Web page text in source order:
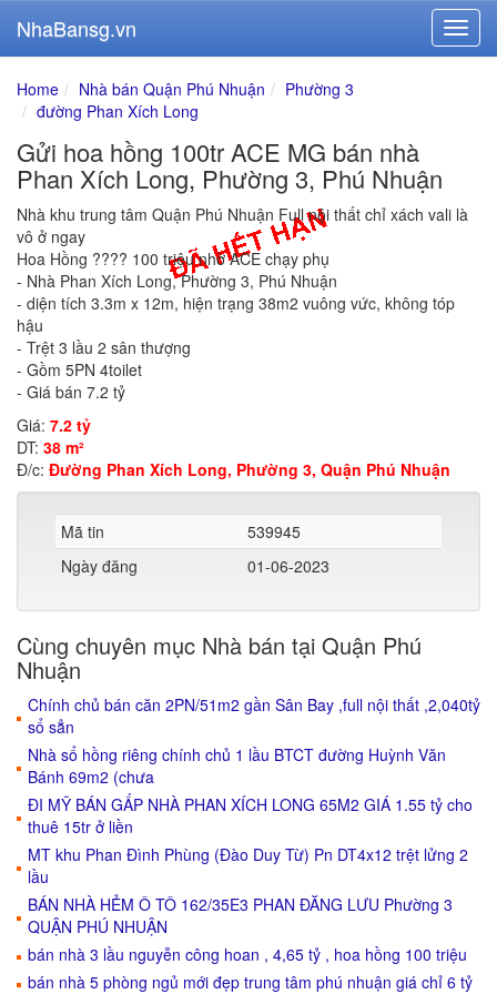
NhaBansg.vn
Home Nhà bán Quận Phú Nhuận
Phường 3
đường Phan Xích Long
Gửi hoa hồng 100tr ACE MG bán nhà
Phan Xích Long, Phường 3, Phú Nhuận
Nhà khu trung tâm Quận Phú Nhuận Full nội thất chỉ xách vali là
vô ở ngay
Hoa Hồng ???? 100 triệu nhờ ACE chạy phụ
- Nhà Phan Xích Long, Phường 3, Phú Nhuận
- diện tích 3.3m x 12m, hiện trạng 38m2 vuông vức, không tóp
hậu
- Trệt 3 lầu 2 sân thượng
- Gồm 5PN 4toilet
- Giá bán 7.2 tỷ
Giá: 7.2 tỷ
DT: 38 m²
Đ/c: Đường Phan Xích Long, Phường 3, Quận Phú Nhuận
Mã tin
539945
Ngày đăng
01-06-2023
Cùng chuyên mục Nhà bán tại Quận Phú
Nhuận
Chính chủ bán căn 2PN/51m2 gần Sân Bay ,full nội thất ,2,040tỷ
sổ sẳn
Nhà sổ hồng riêng chính chủ 1 lầu BTCT đường Huỳnh Văn
Bánh 69m2 (chưa
ĐI MỸ BÁN GẤP NHÀ PHAN XÍCH LONG 65M2 GIÁ 1.55 tỷ cho
thuê 15tr ở liền
MT khu Phan Đình Phùng (Đào Duy Từ) Pn DT4x12 trệt lửng 2
lầu
BÁN NHÀ HẺM Ô TÔ 162/35E3 PHAN ĐĂNG LƯU Phường 3
QUẬN PHÚ NHUẬN
bán nhà 3 lầu nguyễn công hoan , 4,65 tỷ , hoa hồng 100 triệu
bán nhà 5 phòng ngủ mới đẹp trung tâm phú nhuận giá chỉ 6 tỷ